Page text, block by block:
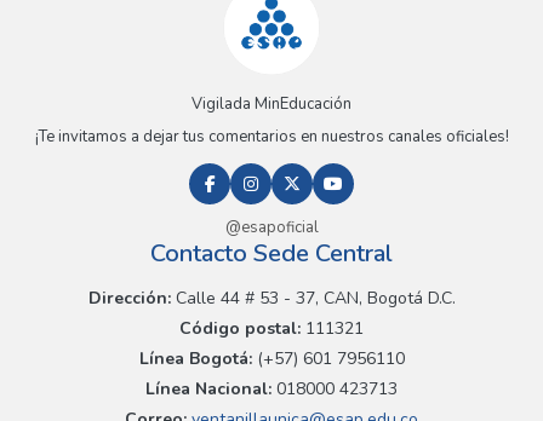
Vigilada MinEducación
¡Te invitamos a dejar tus comentarios en nuestros canales oficiales!
@esapoficial
Contacto Sede Central
Dirección:Calle 44 # 53 - 37, CAN, Bogotá D.C.
Código postal: 111321
Línea Bogotá:(+57) 601 7956110
Línea Nacional: 018000 423713